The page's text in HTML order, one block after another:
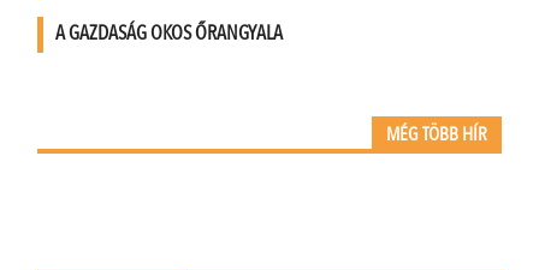
A GAZDASÁG OKOS ŐRANGYALA
MÉG TÖBB HÍR